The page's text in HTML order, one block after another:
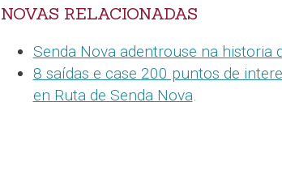
NOVAS RELACIONADAS
Senda Nova adentrouse na historia
8 saídas e case 200 puntos de
en Ruta de Senda Nova.